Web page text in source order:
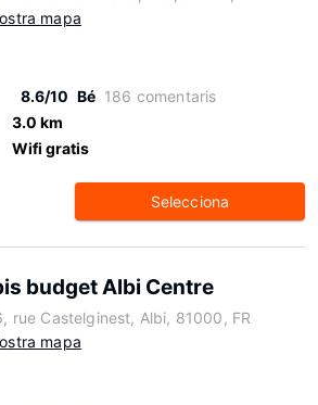
mapa
8.6/10 Bé 186 comentaris
3.0 km
Wifi gratis
Selecciona
budget Albi Centre
rue Castelginest, Albi, 81000, FR
mapa